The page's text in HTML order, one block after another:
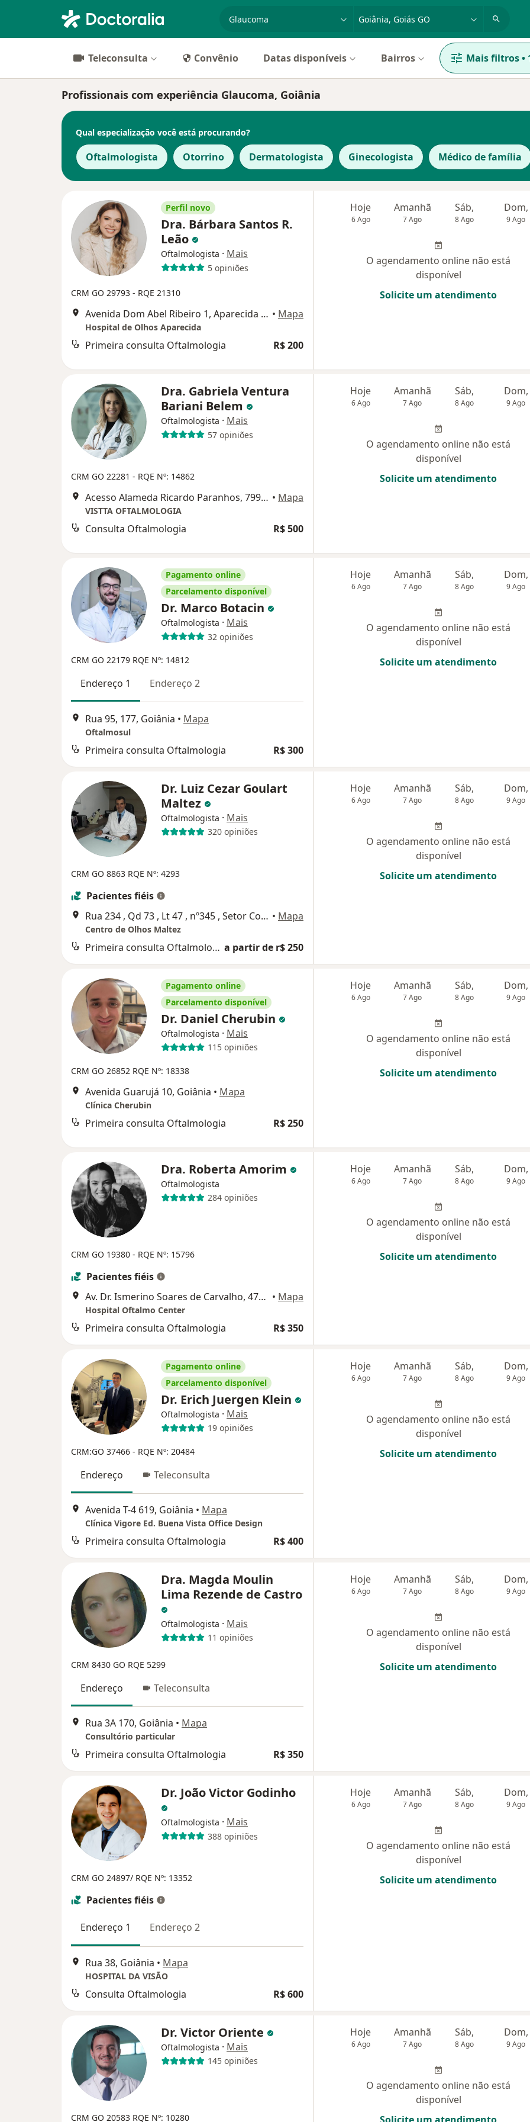
cidade ou região
Teleconsulta Convênio Datas disponíveis Bairros Mais filtros•
Profissionais com experiência Glaucoma, Goiânia
Qual especialização você está procurando?
Oftalmologista Otorrino Dermatologista Ginecologista Médico de família
Perfil novo
Dra. Bárbara Santos R.
Leão
Oftalmologista · Mais
5 opiniões
CRM GO 29793 - RQE 21310
Avenida Dom Abel Ribeiro 1, Aparecida de Goiânia • Mapa
Hospital de Olhos Aparecida
Primeira consulta Oftalmologia R$ 200
Hoje
6 Ago
Amanhã
7 Ago
Sáb,
8 Ago
Dom,
9 Ago
O agendamento online não está
disponível
Solicite um atendimento
Dra. Gabriela Ventura
Bariani Belem
Oftalmologista · Mais
57 opiniões
CRM GO 22281 - RQE Nº: 14862
Acesso Alameda Ricardo Paranhos, 799, Goiânia • Mapa
VISTTA OFTALMOLOGIA
Consulta Oftalmologia R$ 500
Hoje
6 Ago
Amanhã
7 Ago
Sáb,
8 Ago
Dom,
9 Ago
O agendamento online não está
disponível
Solicite um atendimento
Pagamento online
Parcelamento disponível
Dr. Marco Botacin
Oftalmologista · Mais
32 opiniões
CRM GO 22179 RQE Nº: 14812
Endereço 1 Endereço 2
Rua 95, 177, Goiânia • Mapa
Oftalmosul
Primeira consulta Oftalmologia R$ 300
Hoje
6 Ago
Amanhã
7 Ago
Sáb,
8 Ago
Dom,
9 Ago
O agendamento online não está
disponível
Solicite um atendimento
Dr. Luiz Cezar Goulart
Maltez
Oftalmologista · Mais
320 opiniões
CRM GO 8863 RQE Nº: 4293
Pacientes fiéis
Rua 234 , Qd 73 , Lt 47 , nº345 , Setor Coimbra, Goiânia • Mapa
Centro de Olhos Maltez
Primeira consulta Oftalmologia a partir de r$ 250
Hoje
6 Ago
Amanhã
7 Ago
Sáb,
8 Ago
Dom,
9 Ago
O agendamento online não está
disponível
Solicite um atendimento
Pagamento online
Parcelamento disponível
Dr. Daniel Cherubin
Oftalmologista · Mais
115 opiniões
CRM GO 26852 RQE Nº: 18338
Avenida Guarujá 10, Goiânia • Mapa
Clínica Cherubin
Primeira consulta Oftalmologia R$ 250
Hoje
6 Ago
Amanhã
7 Ago
Sáb,
8 Ago
Dom,
9 Ago
O agendamento online não está
disponível
Solicite um atendimento
Dra. Roberta Amorim
Oftalmologista
284 opiniões
CRM GO 19380 - RQE Nº: 15796
Pacientes fiéis
Av. Dr. Ismerino Soares de Carvalho, 470, Goiânia • Mapa
Hospital Oftalmo Center
Primeira consulta Oftalmologia R$ 350
Hoje
6 Ago
Amanhã
7 Ago
Sáb,
8 Ago
Dom,
9 Ago
O agendamento online não está
disponível
Solicite um atendimento
Pagamento online
Parcelamento disponível
Dr. Erich Juergen Klein
Oftalmologista · Mais
19 opiniões
CRM:GO 37466 - RQE Nº: 20484
Endereço Teleconsulta
Avenida T-4 619, Goiânia • Mapa
Clínica Vigore Ed. Buena Vista Office Design
Primeira consulta Oftalmologia R$ 400
Hoje
6 Ago
Amanhã
7 Ago
Sáb,
8 Ago
Dom,
9 Ago
O agendamento online não está
disponível
Solicite um atendimento
Dra. Magda Moulin
Lima Rezende de Castro
Oftalmologista · Mais
11 opiniões
CRM 8430 GO RQE 5299
Endereço Teleconsulta
Rua 3A 170, Goiânia • Mapa
Consultório particular
Primeira consulta Oftalmologia R$ 350
Hoje
6 Ago
Amanhã
7 Ago
Sáb,
8 Ago
Dom,
9 Ago
O agendamento online não está
disponível
Solicite um atendimento
Dr. João Victor Godinho
Oftalmologista · Mais
388 opiniões
CRM GO 24897/ RQE Nº: 13352
Pacientes fiéis
Endereço 1 Endereço 2
Rua 38, Goiânia • Mapa
HOSPITAL DA VISÃO
Consulta Oftalmologia R$ 600
Hoje
6 Ago
Amanhã
7 Ago
Sáb,
8 Ago
Dom,
9 Ago
O agendamento online não está
disponível
Solicite um atendimento
Dr. Victor Oriente
Oftalmologista · Mais
145 opiniões
CRM GO 20583 RQE Nº: 10280
Hoje
6 Ago
Amanhã
7 Ago
Sáb,
8 Ago
Dom,
9 Ago
O agendamento online não está
disponível